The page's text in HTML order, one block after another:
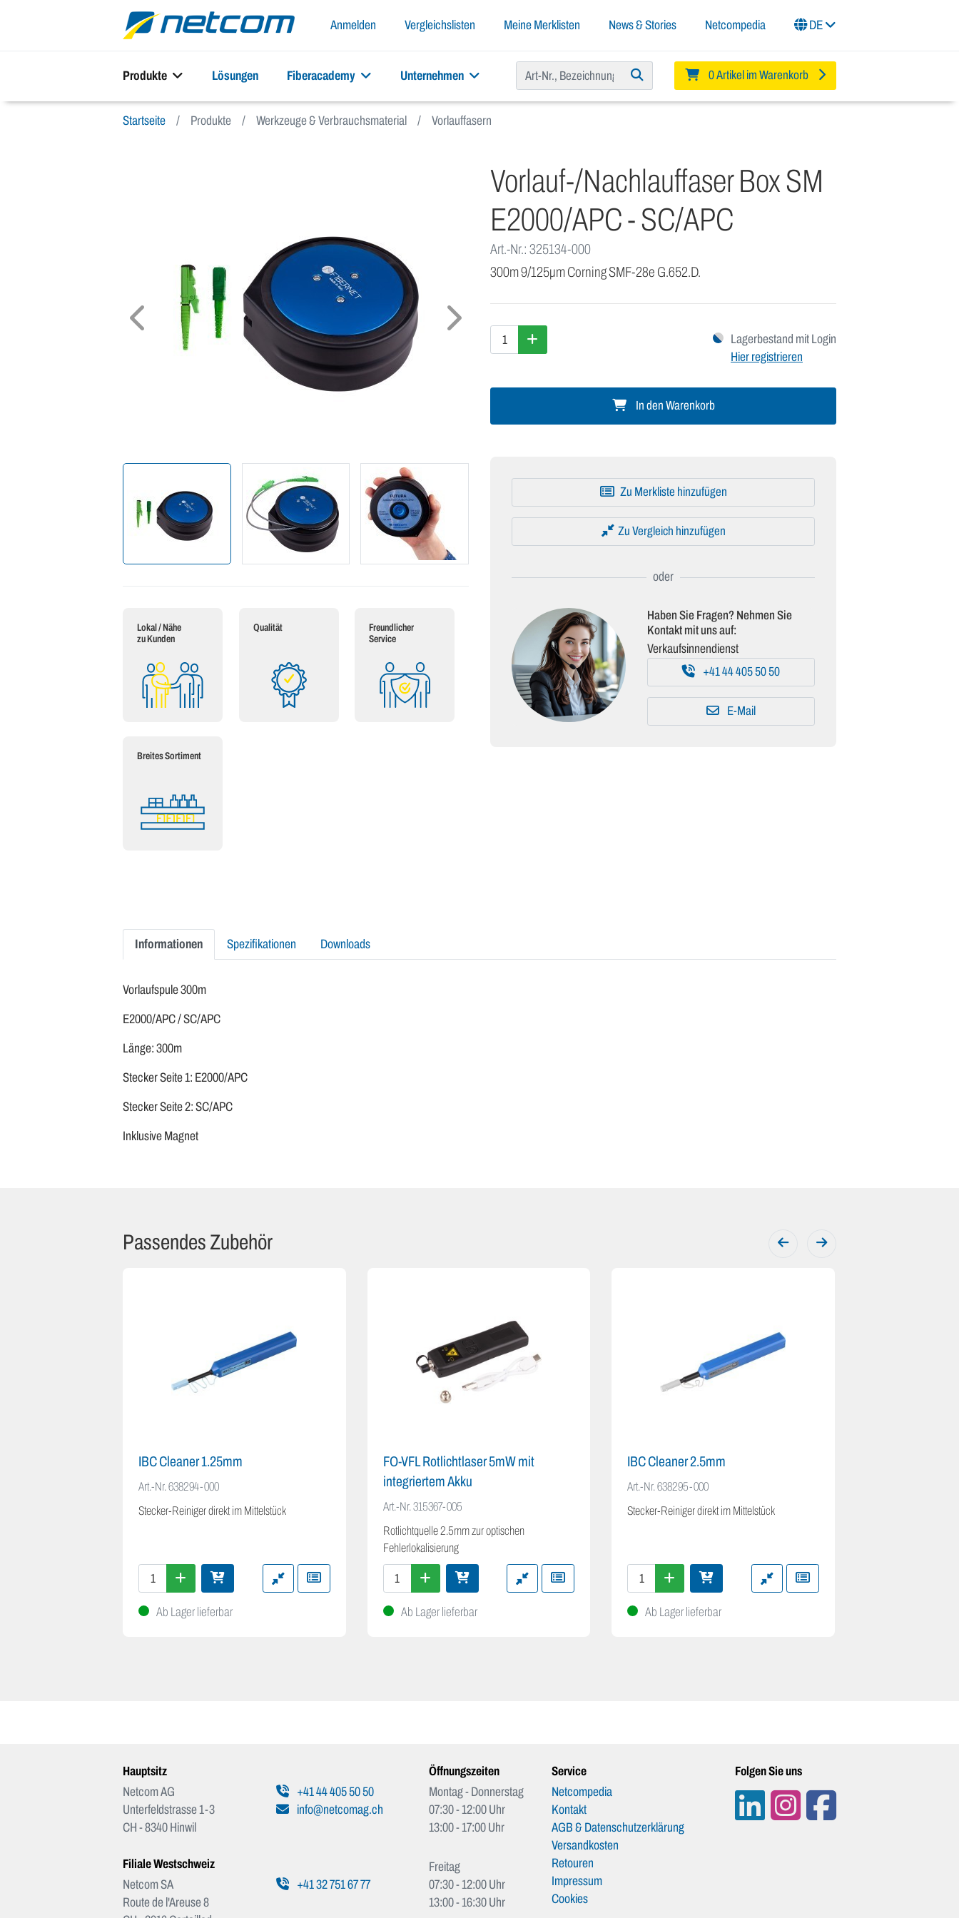
Anmelden Vergleichslisten Meine Merklisten News & Stories Netcompedia DE
Produkte Lösungen Fiberacademy Unternehmen 0 Artikel im Warenkorb
Startseite Produkte Werkzeuge & Verbrauchsmaterial Vorlauffasern
Lokal / Nähe
zu Kunden
Qualität
Freundlicher
Service
Breites Sortiment
Vorlauf-/Nachlauffaser Box SM
E2000/APC - SC/APC
Art.-Nr.: 325134-000
300m 9/125μm Corning SMF-28e G.652.D.
Lagerbestand mit Login
Hier registrieren
In den Warenkorb
Zu Merkliste hinzufügen
Zu Vergleich hinzufügen
Haben Sie Fragen? Nehmen Sie
Kontakt mit uns auf:
Verkaufsinnendienst
+41 44 405 50 50
E-Mail
Informationen Spezifikationen Downloads
Vorlaufspule 300m
E2000/APC / SC/APC
Länge: 300m
Stecker Seite 1: E2000/APC
Stecker Seite 2: SC/APC
Inklusive Magnet
Passendes Zubehör
IBC Cleaner 1.25mm
Art.-Nr.638294-000
Stecker-Reiniger direkt im Mittelstück
Ab Lager lieferbar
FO-VFL Rotlichtlaser 5mW mit
integriertem Akku
Art.-Nr.315367-005
Rotlichtquelle 2.5mm zur optischen
Fehlerlokalisierung
Ab Lager lieferbar
IBC Cleaner 2.5mm
Art.-Nr.638295-000
Stecker-Reiniger direkt im Mittelstück
Ab Lager lieferbar
Hauptsitz
Netcom AG
Unterfeldstrasse 1-3
CH - 8340 Hinwil
+41 44 405 50 50
info@netcomag.ch
Filiale Westschweiz
Netcom SA
Route de l'Areuse 8
+41 32 751 67 77
Öffnungszeiten
Montag - Donnerstag
07:30 - 12:00 Uhr
13:00 - 17:00 Uhr
Freitag
07:30 - 12:00 Uhr
13:00 - 16:30 Uhr
Service
Netcompedia
Kontakt
AGB & Datenschutzerklärung
Versandkosten
Retouren
Impressum
Cookies
Folgen Sie uns